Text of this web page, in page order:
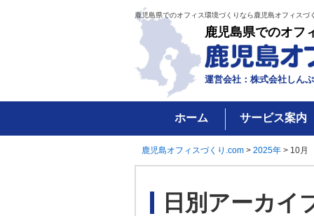
鹿児島県でのオフィス環境づくりなら鹿児島オフィスづ
鹿児島県でのオフ
運営会社：株式会社しん
ホーム サービス案内
鹿児島オフィスづくり.com > 2025年 > 10月
日別アーカイ